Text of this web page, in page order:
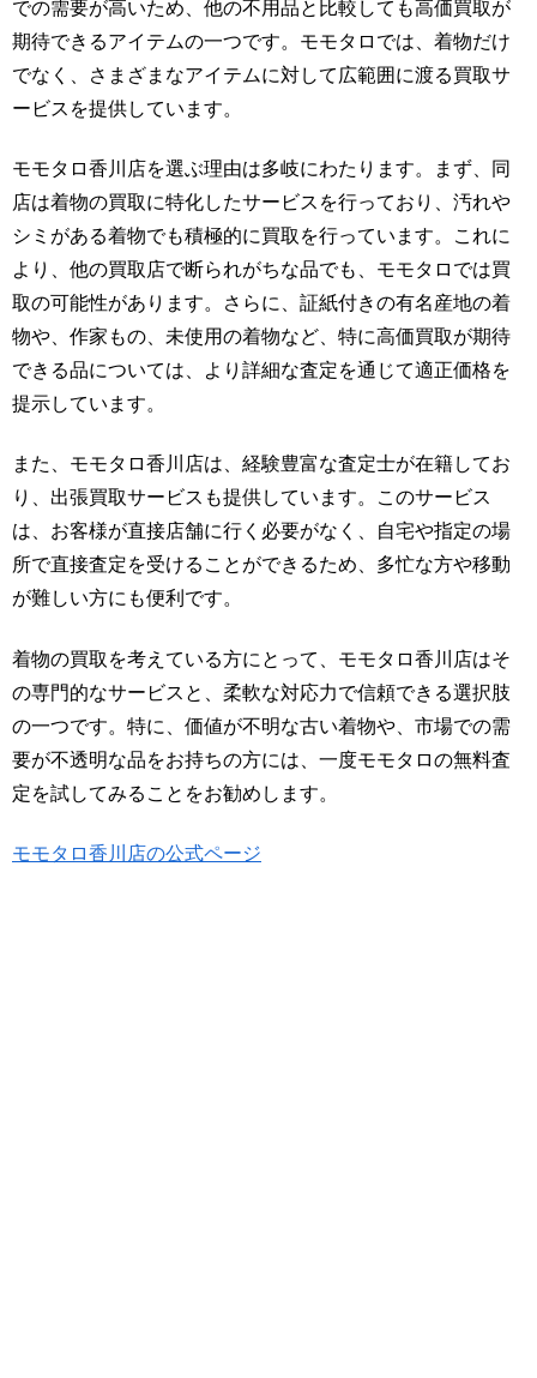
での需要が高いため、他の不用品と比較しても高価買取が
期待できるアイテムの一つです。モモタロでは、着物だけ
でなく、さまざまなアイテムに対して広範囲に渡る買取サ
ービスを提供しています。
モモタロ香川店を選ぶ理由は多岐にわたります。まず、同
店は着物の買取に特化したサービスを行っており、汚れや
シミがある着物でも積極的に買取を行っています。これに
より、他の買取店で断られがちな品でも、モモタロでは買
取の可能性があります。さらに、証紙付きの有名産地の着
物や、作家もの、未使用の着物など、特に高価買取が期待
できる品については、より詳細な査定を通じて適正価格を
提示しています。
また、モモタロ香川店は、経験豊富な査定士が在籍してお
り、出張買取サービスも提供しています。このサービス
は、お客様が直接店舗に行く必要がなく、自宅や指定の場
所で直接査定を受けることができるため、多忙な方や移動
が難しい方にも便利です。
着物の買取を考えている方にとって、モモタロ香川店はそ
の専門的なサービスと、柔軟な対応力で信頼できる選択肢
の一つです。特に、価値が不明な古い着物や、市場での需
要が不透明な品をお持ちの方には、一度モモタロの無料査
定を試してみることをお勧めします。
モモタロ香川店の公式ページ